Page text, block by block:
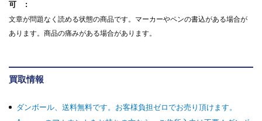
可
文章が問題なく読める状態の商品です。マーカーやペンの書込がある場合が
あります。商品の痛みがある場合があります。
買取情報
ダンボール、送料無料です。お客様負担ゼロでお売り頂けます。